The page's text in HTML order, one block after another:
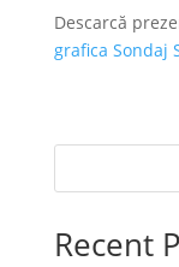
Descarcă
grafica Sondaj
Recent